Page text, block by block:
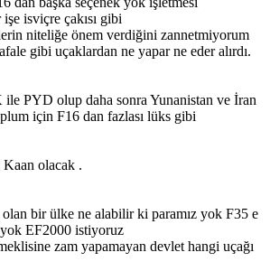
isviçre çakısı gibi
niteliğe önem verdiğini zannetmiyorum
gibi uçaklardan ne yapar ne eder alırdı.
PYD olup daha sonra Yunanistan ve İran
için F16 dan fazlası lüks gibi
Kaan olacak .
bir ülke ne alabilir ki paramız yok F35 e
EF2000 istiyoruz
zam yapamayan devlet hangi uçağı